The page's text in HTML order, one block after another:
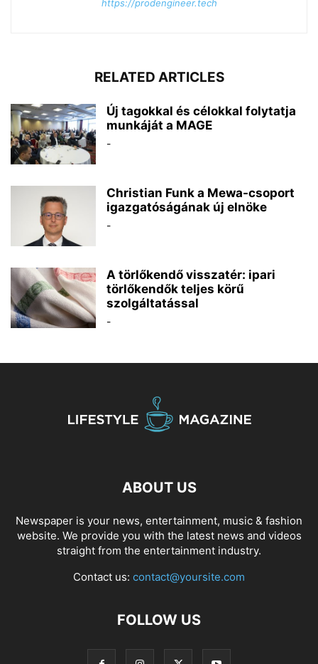
https://prodengineer.tech
RELATED ARTICLES
Új tagokkal és célokkal folytatja
munkáját a MAGE
-
Christian Funk a Mewa-csoport
igazgatóságának új elnöke
-
A törlőkendő visszatér: ipari
törlőkendők teljes körű
szolgáltatással
-
ABOUT US
Newspaper is your news, entertainment, music & fashion
website. We provide you with the latest news and videos
straight from the entertainment industry.
Contact us: contact@yoursite.com
FOLLOW US